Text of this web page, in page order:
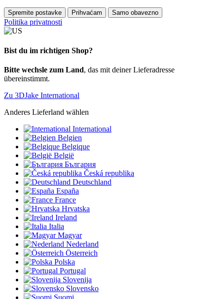
Spremite postavke Prihvaćam Samo obavezno
Politika privatnosti
Bist du im richtigen Shop?
Bitte wechsle zum Land, das mit deiner Lieferadresse
übereinstimmt.
Zu 3DJake International
Anderes Lieferland wählen
International
Belgien
Belgique
België
България
Česká republika
Deutschland
España
France
Hrvatska
Ireland
Italia
Magyar
Nederland
Österreich
Polska
Portugal
Slovenija
Slovensko
Suomi